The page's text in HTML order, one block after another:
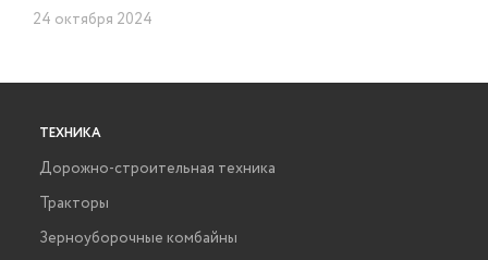
24 октября 2024
ТЕХНИКА
Дорожно-строительная техника
Тракторы
Зерноуборочные комбайны